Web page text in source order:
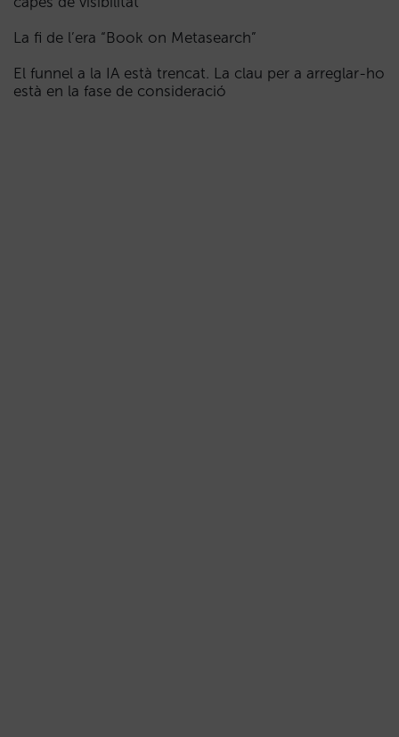
La fi de l’era “Book on Metasearch”
El funnel a la IA està trencat. La clau per a arreglar-ho
està en la fase de consideració